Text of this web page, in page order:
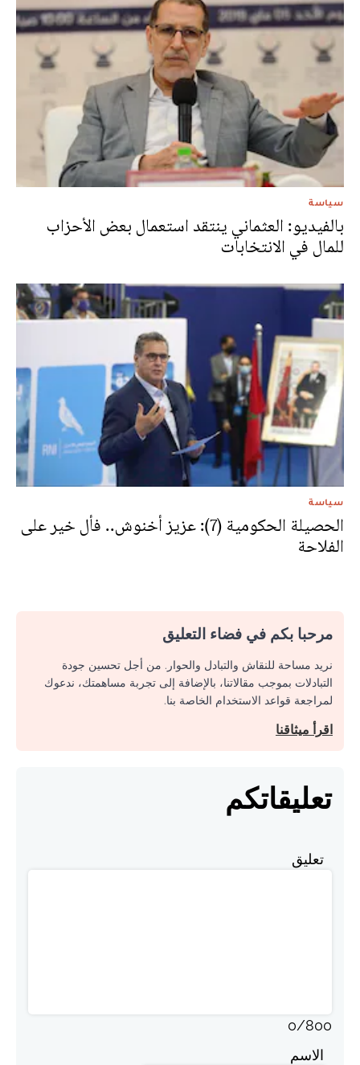
سياسة
بالفيديو: العثماني ينتقد استعمال بعض الأحزاب
للمال في الانتخابات
سياسة
الحصيلة الحكومية (7): عزيز أخنوش.. فأل خير على
الفلاحة
مرحبا بكم في فضاء التعليق
نريد مساحة للنقاش والتبادل والحوار. من أجل تحسين جودة
التبادلات بموجب مقالاتنا، بالإضافة إلى تجربة مساهمتك، ندعوك
لمراجعة قواعد الاستخدام الخاصة بنا.
اقرأ ميثاقنا
تعليقاتكم
تعليق
0/800
الاسم